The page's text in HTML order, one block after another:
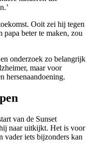
Ooit zei hij tegen
beter te maken, zou
onderzoek zo belangrijk
maar voor
hersenaandoening.
van de Sunset
naar uitkijkt. Het is voor
vader iets bijzonders kan